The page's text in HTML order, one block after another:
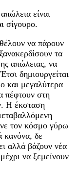
είναι
σίγουρο.
να πάρουν
τα
απώλειας, να
δημιουργείται
και μεγαλύτερα
πέφτουν στη
Η έκσταση
τον κόσμο γύρω
κανόνα, δε
αλλά βάζουν νέα
να ξεμείνουν